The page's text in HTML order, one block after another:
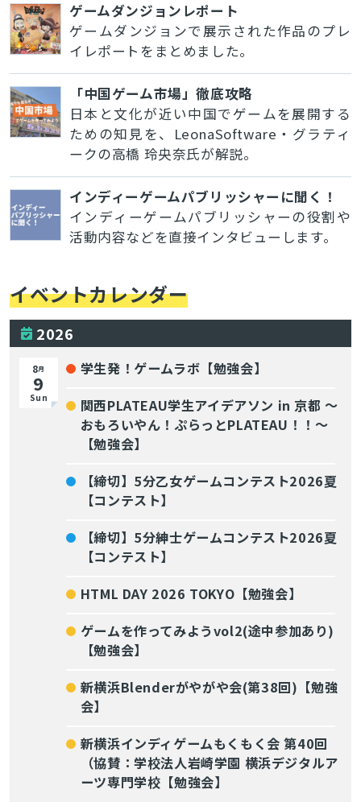
ゲームダンジョンレポート
ゲームダンジョンで展示された作品のプレ
イレポートをまとめました。
「中国ゲーム市場」徹底攻略
日本と文化が近い中国でゲームを展開する
ための知見を、LeonaSoftware・グラティ
ークの高橋 玲央奈氏が解説。
インディーゲームパブリッシャーに聞く！
インディーゲームパブリッシャーの役割や
活動内容などを直接インタビューします。
イベントカレンダー
2026
8月
9
Sun
学生発！ゲームラボ【勉強会】
関西PLATEAU学生アイデアソン in 京都 〜
おもろいやん！ぷらっとPLATEAU！！〜
【勉強会】
【締切】5分乙女ゲームコンテスト2026夏
【コンテスト】
【締切】5分紳士ゲームコンテスト2026夏
【コンテスト】
HTML DAY 2026 TOKYO【勉強会】
ゲームを作ってみようvol2(途中参加あり)
【勉強会】
新横浜Blenderがやがや会(第38回)【勉強
会】
新横浜インディゲームもくもく会 第40回
（協賛：学校法人岩崎学園 横浜デジタルア
ーツ専門学校【勉強会】